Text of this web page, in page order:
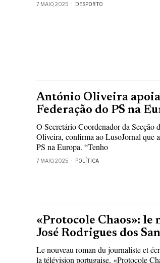
7 MAIO, 2025 DESPORTO
António Oliveira
Federação do PS na
O Secretário Coordenador da
Oliveira, confirma ao LusoJornal que
PS na Europa. “Tenho
7 MAIO, 2025 POLÍTICA
«Protocole Chaos»:
José Rodrigues dos
Le nouveau roman du journaliste et
la télévision portugaise, «Protocole